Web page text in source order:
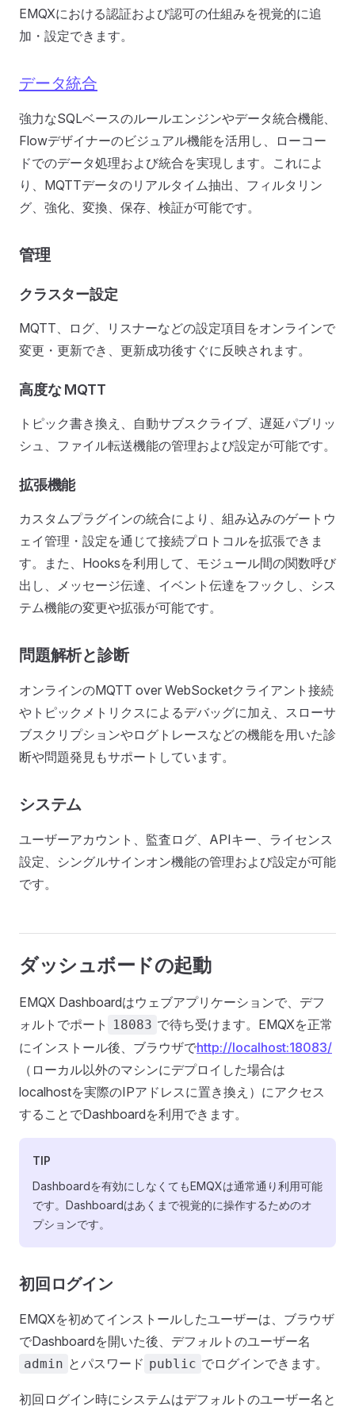
EMQXにおける認証および認可の仕組みを視覚的に追
加・設定できます。
データ統合
強力なSQLベースのルールエンジンやデータ統合機能、
Flowデザイナーのビジュアル機能を活用し、ローコー
ドでのデータ処理および統合を実現します。これによ
り、MQTTデータのリアルタイム抽出、フィルタリン
グ、強化、変換、保存、検証が可能です。
管理
クラスター設定
MQTT、ログ、リスナーなどの設定項目をオンラインで
変更・更新でき、更新成功後すぐに反映されます。
高度な MQTT
トピック書き換え、自動サブスクライブ、遅延パブリッ
シュ、ファイル転送機能の管理および設定が可能です。
拡張機能
カスタムプラグインの統合により、組み込みのゲートウ
ェイ管理・設定を通じて接続プロトコルを拡張できま
す。また、Hooksを利用して、モジュール間の関数呼び
出し、メッセージ伝達、イベント伝達をフックし、シス
テム機能の変更や拡張が可能です。
問題解析と診断
オンラインのMQTT over WebSocketクライアント接続
やトピックメトリクスによるデバッグに加え、スローサ
ブスクリプションやログトレースなどの機能を用いた診
断や問題発見もサポートしています。
システム
ユーザーアカウント、監査ログ、APIキー、ライセンス
設定、シングルサインオン機能の管理および設定が可能
です。
ダッシュボードの起動
EMQX Dashboardはウェブアプリケーションで、デフ
ォルトでポート
18083 で待ち受けます。EMQXを正常
にインストール後、ブラウザでhttp://localhost:18083/
（ローカル以外のマシンにデプロイした場合は
localhostを実際のIPアドレスに置き換え）にアクセス
することでDashboardを利用できます。
TIP
Dashboardを有効にしなくてもEMQXは通常通り利用可能
です。Dashboardはあくまで視覚的に操作するためのオ
プションです。
初回ログイン
EMQXを初めてインストールしたユーザーは、ブラウザ
でDashboardを開いた後、デフォルトのユーザー名
admin とパスワード public でログインできます。
初回ログイン時にシステムはデフォルトのユーザー名と